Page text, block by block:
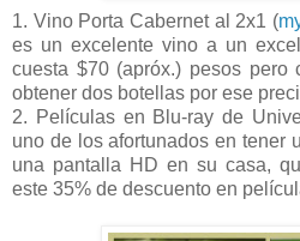
1. Vino Porta Cabernet al 2x1 (
es un excelente vino a un
cuesta $70 (apróx.) pesos pero
obtener dos botellas por ese
2. Películas en Blu-ray de
uno de los afortunados en tener
una pantalla HD en su casa,
este 35% de descuento en